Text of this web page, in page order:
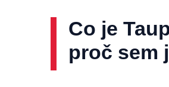
Co je
proč sem